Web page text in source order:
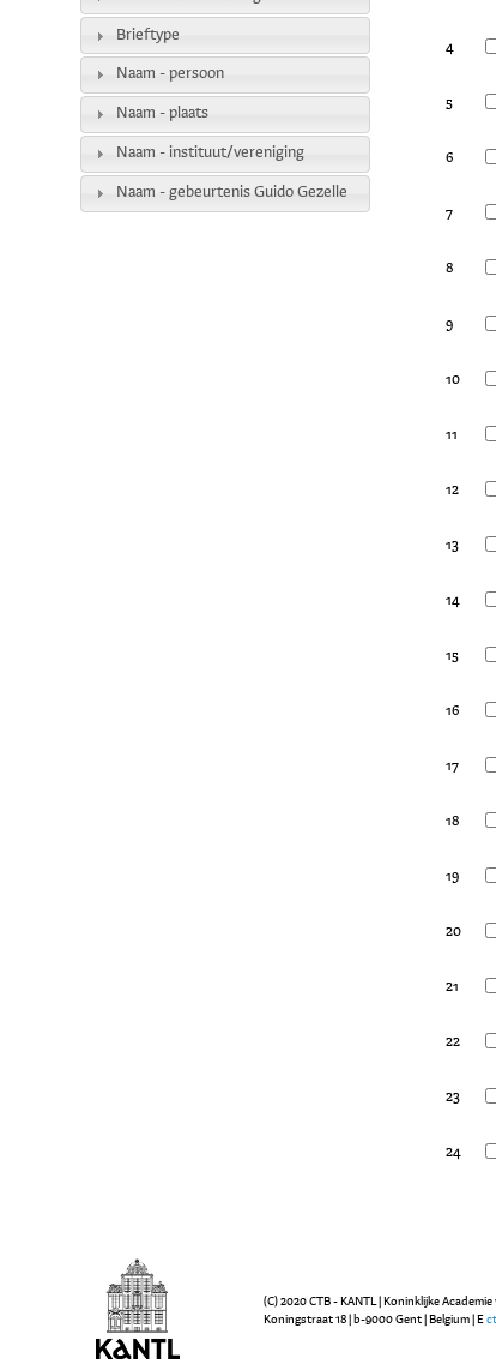
4
5
6
7
8
9
10
11
12
13
14
15
16
17
18
19
20
21
22
23
24
Brieftype
Naam - persoon
Naam - plaats
Naam - instituut/vereniging
Naam - gebeurtenis Guido Gezelle
(C) 2020 CTB - KANTL | Koninklijke
Koningstraat 18 | b-9000 Gent | Belgium | E